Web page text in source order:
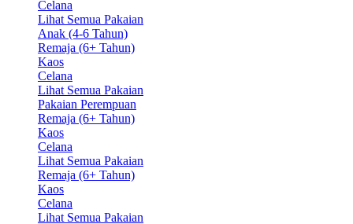
Celana
Lihat Semua Pakaian
Anak (4-6 Tahun)
Remaja (6+ Tahun)
Kaos
Celana
Lihat Semua Pakaian
Pakaian Perempuan
Remaja (6+ Tahun)
Kaos
Celana
Lihat Semua Pakaian
Remaja (6+ Tahun)
Kaos
Celana
Lihat Semua Pakaian